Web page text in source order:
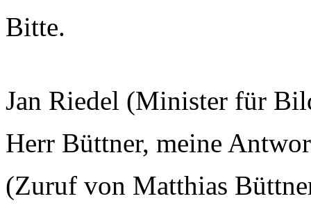
Bitte.
Jan Riedel (Minister für
Herr Büttner, meine
(Zuruf von Matthias